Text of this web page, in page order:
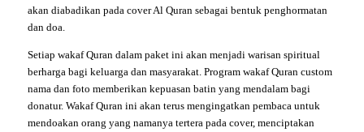
akan diabadikan pada cover Al Quran sebagai bentuk penghormatan
dan doa.
Setiap wakaf Quran dalam paket ini akan menjadi warisan spiritual
berharga bagi keluarga dan masyarakat. Program wakaf Quran custom
nama dan foto memberikan kepuasan batin yang mendalam bagi
donatur. Wakaf Quran ini akan terus mengingatkan pembaca untuk
mendoakan orang yang namanya tertera pada cover, menciptakan